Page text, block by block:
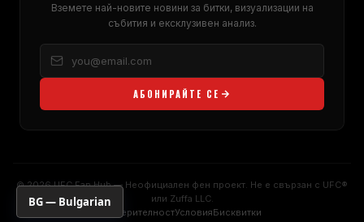
Вземете най-новите новини за битки, визуализации на
събития и ексклузивен анализ.
АБОНИРАЙТЕ СЕ
© 2026UFCFan Hub — Неофициален фен проект. Не е свързан с UFC®
или Zuffa LLC.
ПоверителностУсловияБисквитки
BG — Bulgarian